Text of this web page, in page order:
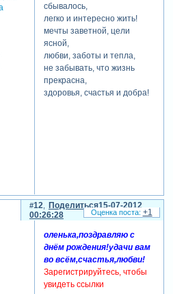
сбывалось,
легко и интересно жить!
мечты заветной, цели
ясной,
любви, заботы и тепла,
не забывать, что жизнь
прекрасна,
здоровья, счастья и добра!
Поделиться
12
15-07-2012
00:26:28
оленька,поздравляю с
днём рождения!удачи вам
во всём,счастья,любви!
Зарегистрируйтесь, чтобы
увидеть ссылки
+1